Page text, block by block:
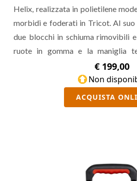
Helix, realizzata in polietilene
morbidi e foderati in Tricot. Al suo
due blocchi in schiuma rimovibili
ruote in gomma e la maniglia
€ 199,00
Non
ACQUISTA